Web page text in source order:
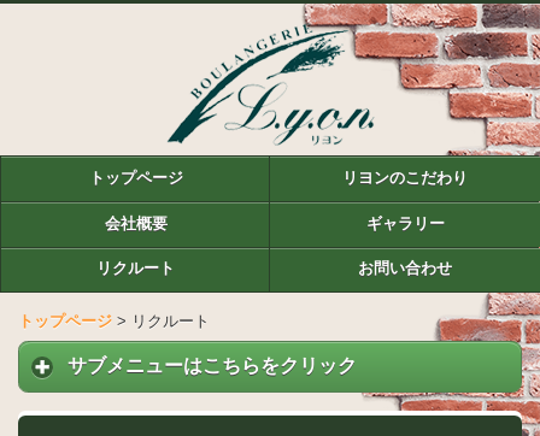
トップページ リヨンのこだわり
会社概要 ギャラリー
リクルート お問い合わせ
トップページ > リクルート
サブメニューはこちらをクリック